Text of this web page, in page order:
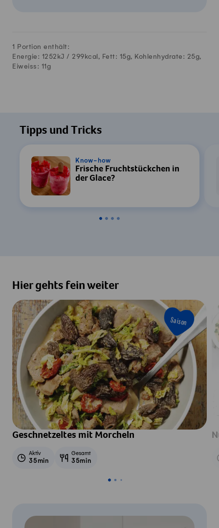
1 Portion enthält:
Energie: 1252kJ / 299 kcal, Fett: 15g, Kohlenhydrate: 25g,
Eiweiss: 11 g
Tipps und Tricks
Know-how
Frische Fruchtstückchen in
der Glace?
Hier gehts fein weiter
Saison
Geschnetzeltes mit Morcheln
Aktiv
35min
Gesamt
35min